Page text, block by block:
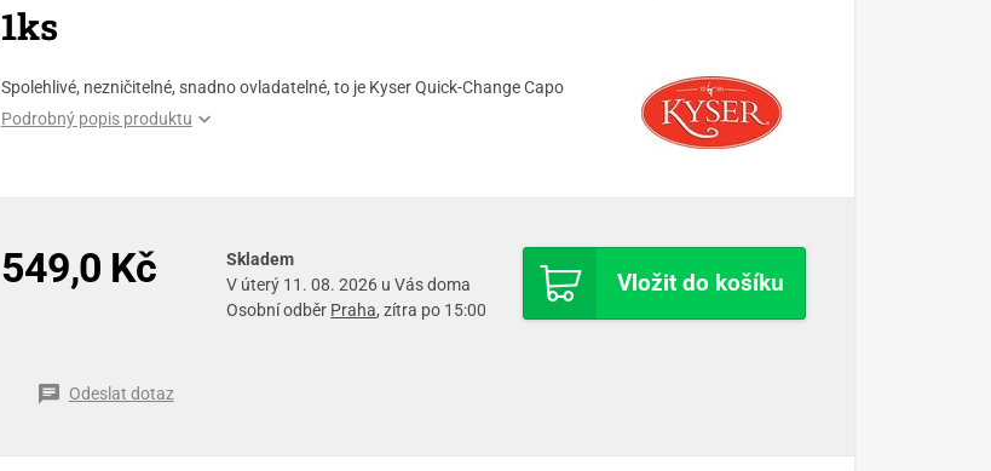
1ks
Spolehlivé, nezničitelné, snadno ovladatelné, to je Kyser Quick-Change Capo
Podrobný popis produktu
549,0 Kč Vložit do košíku
Skladem
V úterý 11. 08. 2026 u Vás doma
Osobní odběr Praha, zítra po 15:00
Odeslat dotaz